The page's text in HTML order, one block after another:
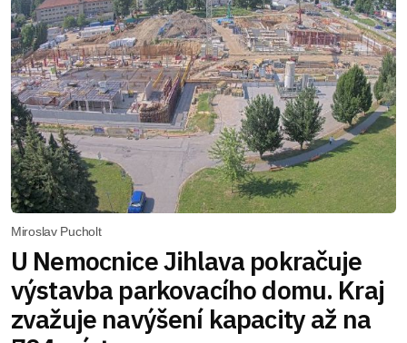
Miroslav Pucholt
U Nemocnice Jihlava pokračuje
výstavba parkovacího domu. Kraj
zvažuje navýšení kapacity až na